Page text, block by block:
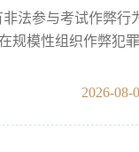
法参与考试作弊行
规模性组织作弊犯罪
2026-08-